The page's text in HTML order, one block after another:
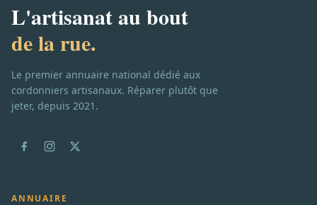
L'artisanat au bout
de la rue.
Le premier annuaire national dédié aux
cordonniers artisanaux. Réparer plutôt que
jeter, depuis 2021.
ANNUAIRE